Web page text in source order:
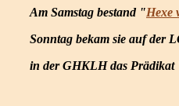
Am Samstag bestand "Hexe
Sonntag bekam sie auf der
in der GHKLH das